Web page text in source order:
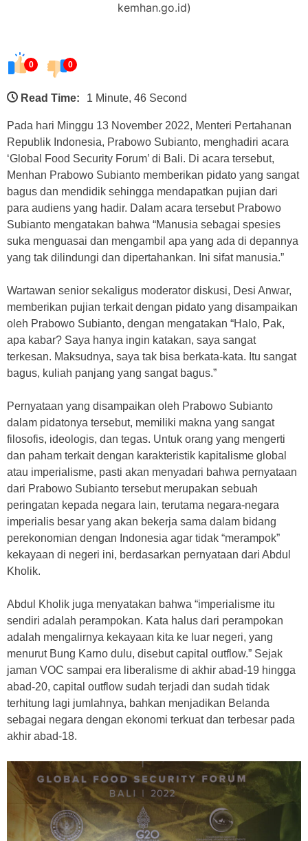
kemhan.go.id)
0 0
Read Time: 1 Minute, 46 Second
Pada hari Minggu 13 November 2022, Menteri Pertahanan
Republik Indonesia, Prabowo Subianto, menghadiri acara
‘Global Food Security Forum’ di Bali. Di acara tersebut,
Menhan Prabowo Subianto memberikan pidato yang sangat
bagus dan mendidik sehingga mendapatkan pujian dari
para audiens yang hadir. Dalam acara tersebut Prabowo
Subianto mengatakan bahwa “Manusia sebagai spesies
suka menguasai dan mengambil apa yang ada di depannya
yang tak dilindungi dan dipertahankan. Ini sifat manusia.”
Wartawan senior sekaligus moderator diskusi, Desi Anwar,
memberikan pujian terkait dengan pidato yang disampaikan
oleh Prabowo Subianto, dengan mengatakan “Halo, Pak,
apa kabar? Saya hanya ingin katakan, saya sangat
terkesan. Maksudnya, saya tak bisa berkata-kata. Itu sangat
bagus, kuliah panjang yang sangat bagus.”
Pernyataan yang disampaikan oleh Prabowo Subianto
dalam pidatonya tersebut, memiliki makna yang sangat
filosofis, ideologis, dan tegas. Untuk orang yang mengerti
dan paham terkait dengan karakteristik kapitalisme global
atau imperialisme, pasti akan menyadari bahwa pernyataan
dari Prabowo Subianto tersebut merupakan sebuah
peringatan kepada negara lain, terutama negara-negara
imperialis besar yang akan bekerja sama dalam bidang
perekonomian dengan Indonesia agar tidak “merampok”
kekayaan di negeri ini, berdasarkan pernyataan dari Abdul
Kholik.
Abdul Kholik juga menyatakan bahwa “imperialisme itu
sendiri adalah perampokan. Kata halus dari perampokan
adalah mengalirnya kekayaan kita ke luar negeri, yang
menurut Bung Karno dulu, disebut capital outflow.” Sejak
jaman VOC sampai era liberalisme di akhir abad-19 hingga
abad-20, capital outflow sudah terjadi dan sudah tidak
terhitung lagi jumlahnya, bahkan menjadikan Belanda
sebagai negara dengan ekonomi terkuat dan terbesar pada
akhir abad-18.